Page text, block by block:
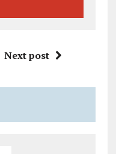
Next post